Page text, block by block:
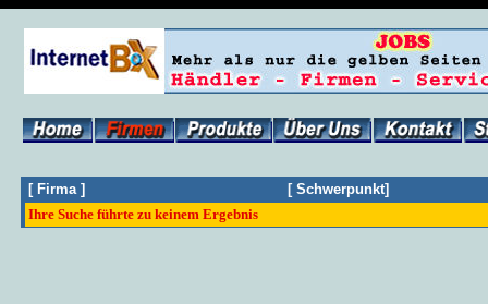
[ Firma ] [ Schwerpunkt]
Ihre Suche führte zu keinem Ergebnis